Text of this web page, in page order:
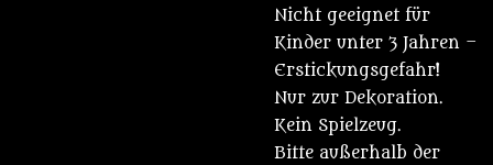
Nicht geeignet für
Kinder unter 3 Jahren –
Erstickungsgefahr!
Nur zur Dekoration.
Kein Spielzeug.
Bitte außerhalb der